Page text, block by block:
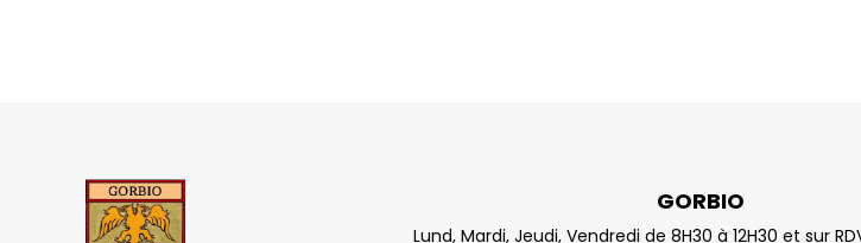
GORBIO
Lund, Mardi, Jeudi, Vendredi de 8H30 à 12H30 et sur